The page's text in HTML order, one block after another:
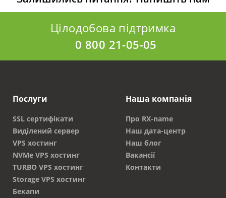
Цілодобова підтримка
0 800 21-05-05
Послуги
SSL сертифікати
Виділений сервер
VPS хостинг
NVMe VPS хостинг
TURBO VPS хостинг
Storage VPS хостинг
Бекапи
Наша компанія
Про RX-name
Наш дата-центр
Наш блог
Вакансії
Контакти